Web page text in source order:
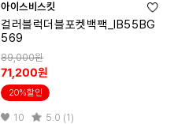
아이스비스킷
컬러블럭더블포켓백팩_IB55BG
569
89,000원
71,200원
20%할인
10 5.0 (1)